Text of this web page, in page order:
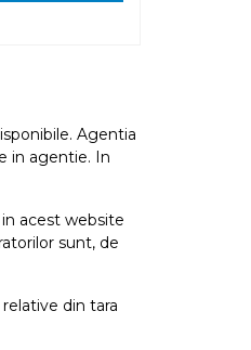
Agentia
in agentie. In
acest website
sunt, de
din tara